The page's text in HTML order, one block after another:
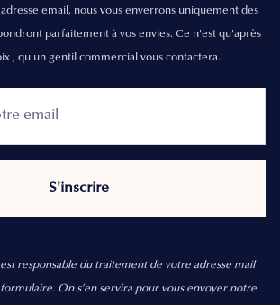
adresse email, nous vous enverrons uniquement des
parfaitement à vos envies. Ce n'est qu'après
, qu'un gentil commercial vous contactera.
est responsable du traitement de votre adresse mail
On s’en servira pour vous envoyer notre